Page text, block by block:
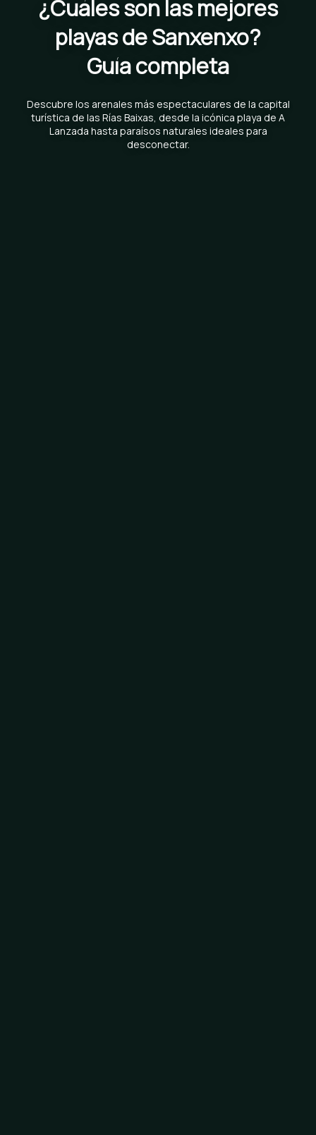
¿Cuáles son las mejores
playas de Sanxenxo?
Guía completa
Descubre los arenales más espectaculares de la capital
turística de las Rías Baixas, desde la icónica playa de A
Lanzada hasta paraísos naturales ideales para
desconectar.